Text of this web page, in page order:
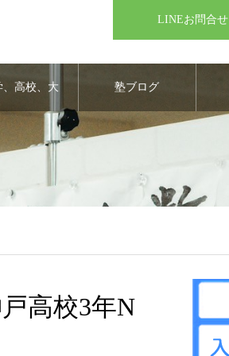
LINEお問合せ
、高校、大 塾ブログ
高校3年N